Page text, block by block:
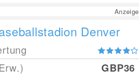
Anzeige
Denver
GBP36